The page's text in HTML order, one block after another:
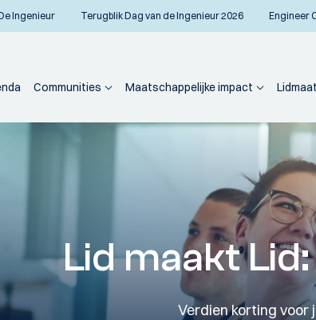
Ingenieur Terugblik Dag van de Ingenieur 2026 Engineer
Communities Maatschappelijke impact
Lid maakt
Verdien korting voor